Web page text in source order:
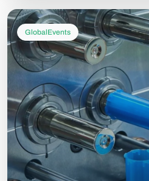
GlobalEvents